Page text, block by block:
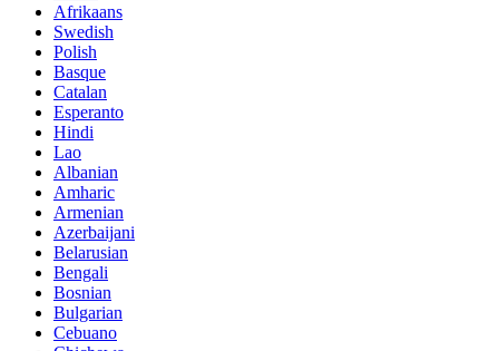
Afrikaans
Swedish
Polish
Basque
Catalan
Esperanto
Hindi
Lao
Albanian
Amharic
Armenian
Azerbaijani
Belarusian
Bengali
Bosnian
Bulgarian
Cebuano